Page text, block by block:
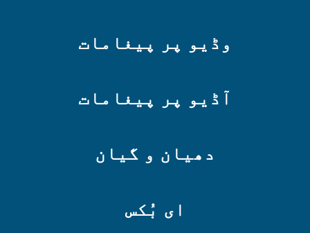
وڈیو پر پیغامات
آڈیو پر پیغامات
دھیان و گیان
ای بُکس